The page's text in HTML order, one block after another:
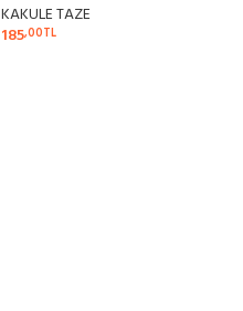
KAKULE TAZE
185,00TL